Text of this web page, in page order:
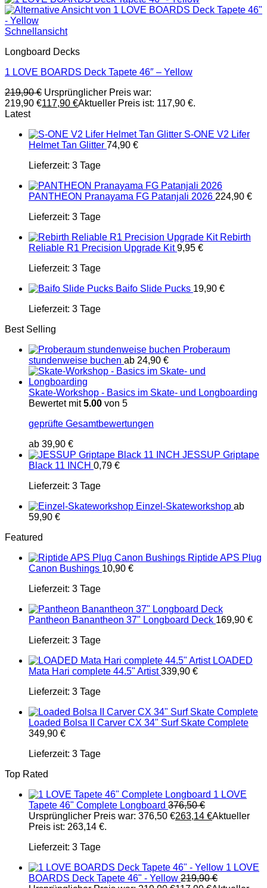
Schnellansicht
Longboard Decks
1 LOVE BOARDS Deck Tapete 46″ – Yellow
219,90€ Ursprünglicher Preis war:
219,90 €117,90 €Aktueller Preis ist: 117,90 €.
Latest
S-ONE V2 Lifer
Helmet Tan Glitter 74,90 €
Lieferzeit: 3 Tage
PANTHEON Pranayama FG Patanjali 2026 224,90 €
Lieferzeit: 3 Tage
Rebirth
Reliable R1 Precision Upgrade Kit 9,95 €
Lieferzeit: 3 Tage
Baifo Slide Pucks 19,90 €
Lieferzeit: 3 Tage
Best Selling
Proberaum
stundenweise buchen ab 24,90 €
Skate-Workshop - Basics im Skate- und Longboarding
Bewertet mit5.00 von 5
geprüfte Gesamtbewertungen
ab 39,90 €
JESSUP Griptape
Black 11 INCH 0,79 €
Lieferzeit: 3 Tage
Einzel-Skateworkshop ab
59,90 €
Featured
Riptide APS Plug
Canon Bushings 10,90 €
Lieferzeit: 3 Tage
Pantheon Banantheon 37" Longboard Deck 169,90 €
Lieferzeit: 3 Tage
LOADED
Mata Hari complete 44.5" Artist 339,90 €
Lieferzeit: 3 Tage
Loaded Bolsa II Carver CX 34" Surf Skate Complete
349,90 €
Lieferzeit: 3 Tage
Top Rated
1 LOVE
Tapete 46" Complete Longboard 376,50€
Ursprünglicher Preis war: 376,50 €263,14 €Aktueller
Preis ist: 263,14 €.
Lieferzeit: 3 Tage
1 LOVE
BOARDS Deck Tapete 46" - Yellow 219,90€